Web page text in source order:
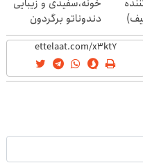
دندوناتو برگردون
(40%off)